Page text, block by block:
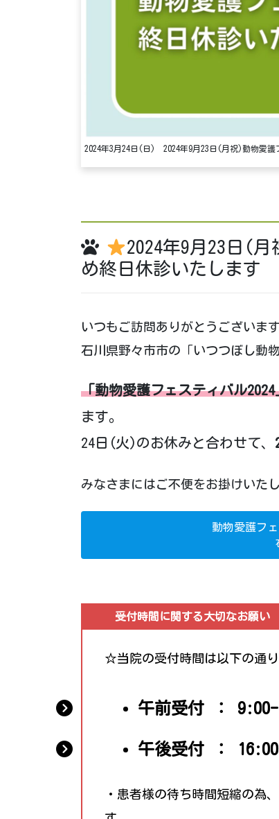
2024年3月24日(日) 2024年9月23日(月祝)動物愛
2024年9月23日(
め終日休診いたします
いつもご訪問ありがとうございます
石川県野々市市の「いつつぼし動
「動物愛護フェスティバル2024
ます。
24日(火)のお休みと合わせて、
みなさまにはご不便をお掛けいた
動物愛護フ
受付時間に関する大切なお願い
☆当院の受付時間は以下の通り
午前受付 ：
午後受付 ：
・患者様の待ち時間短縮の為、